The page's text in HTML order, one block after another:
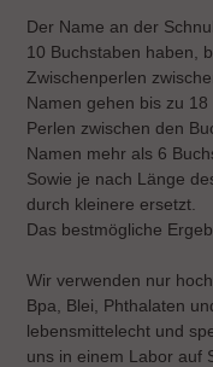
Der Name an der
10 Buchstaben haben,
Zwischenperlen
Namen gehen bis zu
Perlen zwischen den
Namen mehr als 6
Sowie je nach Länge
durch kleinere ersetzt.
Das bestmögliche
Wir verwenden nur
Bpa, Blei, Phthalaten
lebensmittelecht und
uns in einem Labor auf